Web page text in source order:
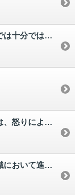
秀でたる知性を有するだけでは十分ではない。 大切なのは、それをうまく活用することである。
怒りによって赤くなる人々は、怒りによって青くなる人々よりも怖ろしくない。
経験というものは、人が知識において進めば進むほど、それの必要を感じさせる。